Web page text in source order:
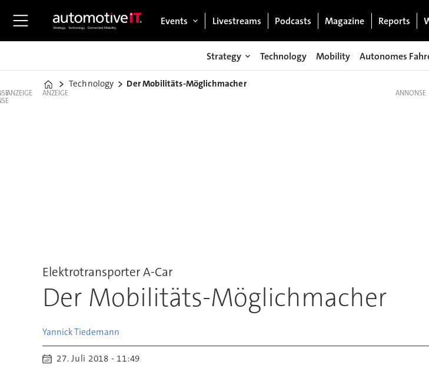
Events Livestreams Podcasts Magazine Reports
Strategy Technology Mobility Autonomes
Home
Technology Der Mobilitäts-Möglichmacher
ANZEIGE ANZEIGE
Elektrotransporter A-Car
Der Mobilitäts-Möglichmacher
YannickTiedemann
27. Juli 2018 - 11:49